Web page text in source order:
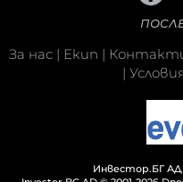
За нас | Екип |
|
Инвестор.БГ АД